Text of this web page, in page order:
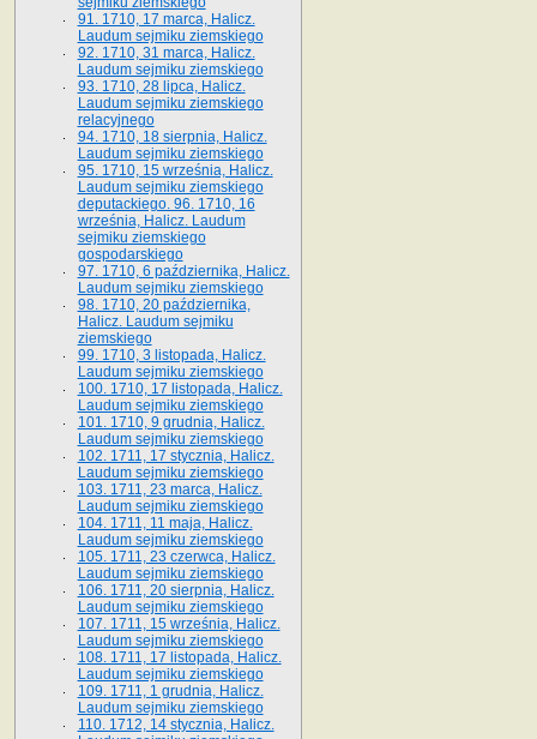
91. 1710, 17 marca, Halicz.
Laudum sejmiku ziemskiego
92. 1710, 31 marca, Halicz.
Laudum sejmiku ziemskiego
93. 1710, 28 lipca, Halicz.
Laudum sejmiku ziemskiego
relacyjnego
94. 1710, 18 sierpnia, Halicz.
Laudum sejmiku ziemskiego
95. 1710, 15 września, Halicz.
Laudum sejmiku ziemskiego
deputackiego. 96. 1710, 16
września, Halicz. Laudum
sejmiku ziemskiego
gospodarskiego
97. 1710, 6 października, Halicz.
Laudum sejmiku ziemskiego
98. 1710, 20 października,
Halicz. Laudum sejmiku
ziemskiego
99. 1710, 3 listopada, Halicz.
Laudum sejmiku ziemskiego
100. 1710, 17 listopada, Halicz.
Laudum sejmiku ziemskiego
101. 1710, 9 grudnia, Halicz.
Laudum sejmiku ziemskiego
102. 1711, 17 stycznia, Halicz.
Laudum sejmiku ziemskiego
103. 1711, 23 marca, Halicz.
Laudum sejmiku ziemskiego
104. 1711, 11 maja, Halicz.
Laudum sejmiku ziemskiego
105. 1711, 23 czerwca, Halicz.
Laudum sejmiku ziemskiego
106. 1711, 20 sierpnia, Halicz.
Laudum sejmiku ziemskiego
107. 1711, 15 września, Halicz.
Laudum sejmiku ziemskiego
108. 1711, 17 listopada, Halicz.
Laudum sejmiku ziemskiego
109. 1711, 1 grudnia, Halicz.
Laudum sejmiku ziemskiego
110. 1712, 14 stycznia, Halicz.